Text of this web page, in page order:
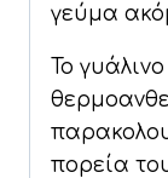
γεύμα
Το
πορεία